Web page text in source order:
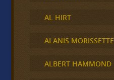
AL HIRT
ALANIS MORISSETTE
ALBERT HAMMOND